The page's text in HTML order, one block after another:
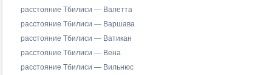
расстояние Тбилиси — Валетта
расстояние Тбилиси — Варшава
расстояние Тбилиси — Ватикан
расстояние Тбилиси — Вена
расстояние Тбилиси — Вильнюс